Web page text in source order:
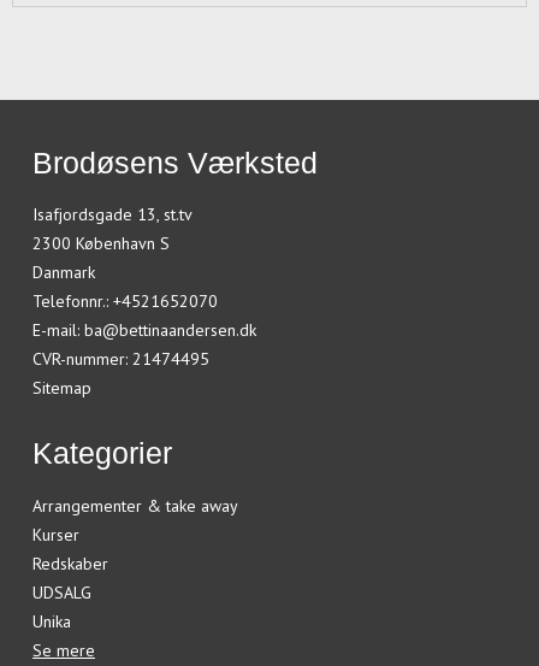
Brodøsens Værksted
Isafjordsgade 13, st.tv
2300 København S
Danmark
Telefonnr.: +4521652070
E-mail: ba@bettinaandersen.dk
CVR-nummer: 21474495
Sitemap
Kategorier
Arrangementer & take away
Kurser
Redskaber
UDSALG
Unika
Se mere